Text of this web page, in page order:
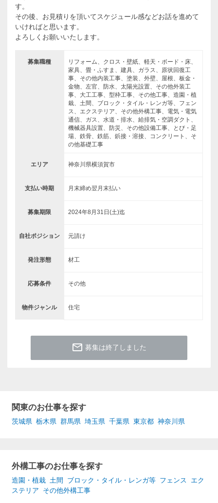
す。
その後、お見積りを頂いてスケジュール感などお話を進めて
いければと思います。
よろしくお願いいたします。
募集職種
リフォーム、クロス・壁紙、軽天・ボード・床、
家具、畳・ふすま、建具、ガラス、原状回復工
事、その他内装工事、塗装、外壁、屋根、板金・
金物、左官、防水、太陽光設置、その他外装工
事、大工工事、型枠工事、その他工事、造園・植
栽、土間、ブロック・タイル・レンガ等、フェン
ス、エクステリア、その他外構工事、電気・電気
通信、ガス、水道・排水、給排気・空調ダクト、
機械器具設置、防災、その他設備工事、とび・足
場、鉄骨、鉄筋、鋲接・溶接、コンクリート、そ
の他基礎工事
エリア 神奈川県横須賀市
支払い時期 月末締め翌月末払い
募集期限 2024年8月31日(土)迄
自社ポジション 元請け
発注形態 材工
応募条件 その他
物件ジャンル 住宅
mail_outline 募集は終了しました
関東のお仕事を探す
茨城県 栃木県 群馬県 埼玉県 千葉県 東京都 神奈川県
外構工事のお仕事を探す
造園・植栽 土間 ブロック・タイル・レンガ等 フェンス
エク
ステリア
その他外構工事